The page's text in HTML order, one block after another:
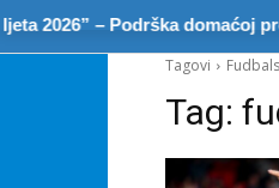
– Podrška domaćoj
Tagovi
Tag: